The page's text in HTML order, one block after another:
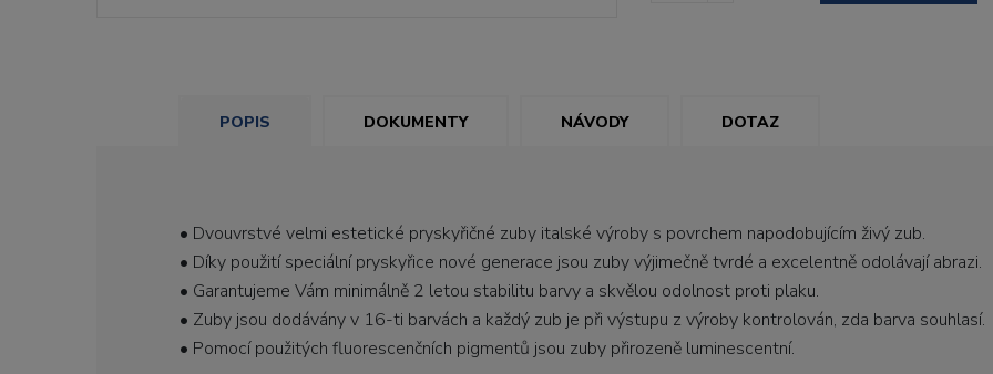
POPIS DOKUMENTY NÁVODY DOTAZ
• Dvouvrstvé velmi estetické pryskyřičné zuby italské výroby s povrchem napodobujícím živý zub.
• Díky použití speciální pryskyřice nové generace jsou zuby výjimečně tvrdé a excelentně odolávají abrazi.
• Garantujeme Vám minimálně 2 letou stabilitu barvy a skvělou odolnost proti plaku.
• Zuby jsou dodávány v 16-ti barvách a každý zub je při výstupu z výroby kontrolován, zda barva souhlasí.
• Pomocí použitých fluorescenčních pigmentů jsou zuby přirozeně luminescentní.